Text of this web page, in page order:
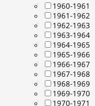
1960-1961
1961-1962
1962-1963
1963-1964
1964-1965
1965-1966
1966-1967
1967-1968
1968-1969
1969-1970
1970-1971